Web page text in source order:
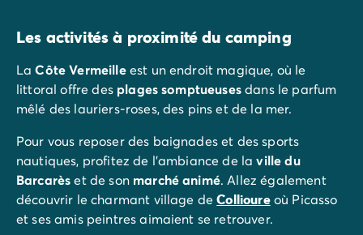
Les activités à proximité du camping
LaCôte Vermeilleest un endroit magique, où le
littoral offre desplages somptueusesdans le parfum
mêlé des lauriers-roses, des pins et de la mer.
Pour vous reposer des baignades et des sports
nautiques, profitez de l'ambiance de laville du
Barcarèset de son marché animé. Allez également
découvrir le charmant village deCollioureoù Picasso
et ses amis peintres aimaient se retrouver.